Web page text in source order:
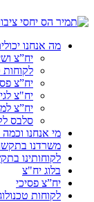
מה אנחנו
יח”צ
לקוחות
יח”צ
יח"צ
יח”צ
סלבס
מי אנחנו וכמה
משרדנו
לקוחותינו
בלוג יח"צ
יח”צ פסיכי
לקוחות